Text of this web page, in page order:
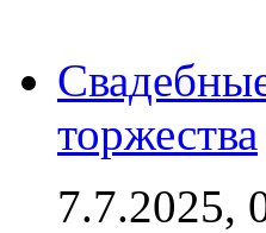
торжества
7.7.2025,